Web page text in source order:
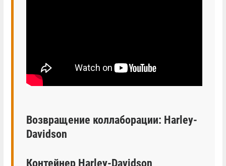
Возвращение коллаборации: Harley-
Davidson
Контейнер Harley-Davidson